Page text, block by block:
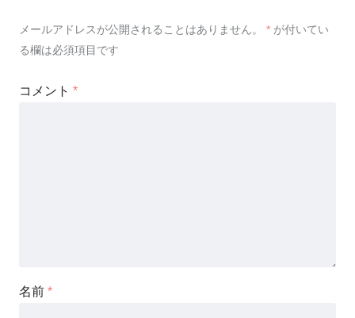
メールアドレスが公開されることはありません。 * が付いてい
る欄は必須項目です
コメント *
名前 *